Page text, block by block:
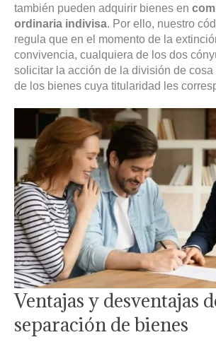
también pueden adquirir bienes en
ordinaria indivisa. Por ello, nuestro
regula que en el momento de la
convivencia, cualquiera de los dos
solicitar la acción de la división de cosa
de los bienes cuya titularidad les
Ventajas y desventajas
separación de bienes